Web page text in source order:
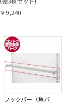
￥9,240
フックバー（角バ